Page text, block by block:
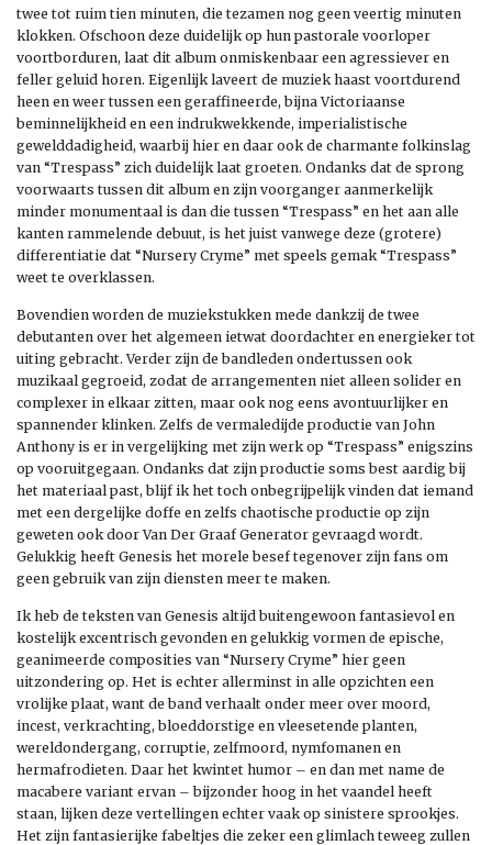
twee tot ruim tien minuten, die tezamen nog geen veertig minuten
klokken. Ofschoon deze duidelijk op hun pastorale voorloper
voortborduren, laat dit album onmiskenbaar een agressiever en
feller geluid horen. Eigenlijk laveert de muziek haast voortdurend
heen en weer tussen een geraffineerde, bijna Victoriaanse
beminnelijkheid en een indrukwekkende, imperialistische
gewelddadigheid, waarbij hier en daar ook de charmante folkinslag
van “Trespass” zich duidelijk laat groeten. Ondanks dat de sprong
voorwaarts tussen dit album en zijn voorganger aanmerkelijk
minder monumentaal is dan die tussen “Trespass” en het aan alle
kanten rammelende debuut, is het juist vanwege deze (grotere)
differentiatie dat “Nursery Cryme” met speels gemak “Trespass”
weet te overklassen.
Bovendien worden de muziekstukken mede dankzij de twee
debutanten over het algemeen ietwat doordachter en energieker tot
uiting gebracht. Verder zijn de bandleden ondertussen ook
muzikaal gegroeid, zodat de arrangementen niet alleen solider en
complexer in elkaar zitten, maar ook nog eens avontuurlijker en
spannender klinken. Zelfs de vermaledijde productie van John
Anthony is er in vergelijking met zijn werk op “Trespass” enigszins
op vooruitgegaan. Ondanks dat zijn productie soms best aardig bij
het materiaal past, blijf ik het toch onbegrijpelijk vinden dat iemand
met een dergelijke doffe en zelfs chaotische productie op zijn
geweten ook door Van Der Graaf Generator gevraagd wordt.
Gelukkig heeft Genesis het morele besef tegenover zijn fans om
geen gebruik van zijn diensten meer te maken.
Ik heb de teksten van Genesis altijd buitengewoon fantasievol en
kostelijk excentrisch gevonden en gelukkig vormen de epische,
geanimeerde composities van “Nursery Cryme” hier geen
uitzondering op. Het is echter allerminst in alle opzichten een
vrolijke plaat, want de band verhaalt onder meer over moord,
incest, verkrachting, bloeddorstige en vleesetende planten,
wereldondergang, corruptie, zelfmoord, nymfomanen en
hermafrodieten. Daar het kwintet humor – en dan met name de
macabere variant ervan – bijzonder hoog in het vaandel heeft
staan, lijken deze vertellingen echter vaak op sinistere sprookjes.
Het zijn fantasierijke fabeltjes die zeker een glimlach teweeg zullen